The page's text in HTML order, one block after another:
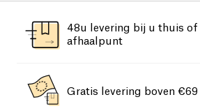
48u levering bij u thuis of
afhaalpunt
Gratis levering boven €69